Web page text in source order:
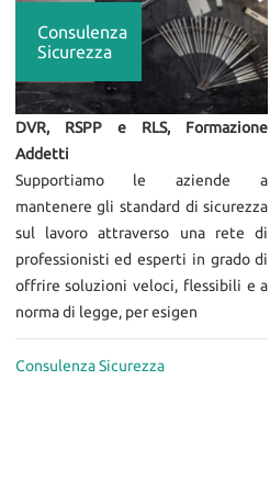
Consulenza
Sicurezza
DVR, RSPP e RLS, Formazione
Addetti
Supportiamo le aziende a
mantenere gli standard di sicurezza
sul lavoro attraverso una rete di
professionisti ed esperti in grado di
offrire soluzioni veloci, flessibili e a
norma di legge, per esigen
Consulenza Sicurezza